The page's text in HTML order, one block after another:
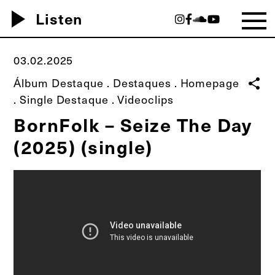
play_arrow Listen
03.02.2025
Álbum Destaque . Destaques . Homepage
.Single Destaque .Videoclips
share
BornFolk – Seize The Day
(2025) (single)